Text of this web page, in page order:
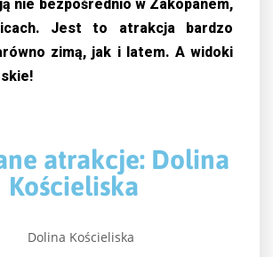
nie bezpośrednio w Zakopanem,
Jest to atrakcja bardzo
zimą, jak i latem. A widoki
atrakcje: Dolina
Kościeliska